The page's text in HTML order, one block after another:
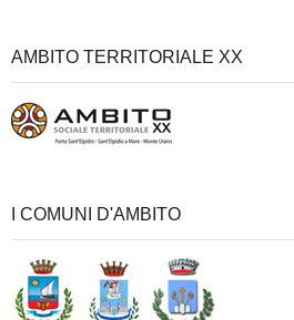
AMBITO TERRITORIALE XX
I COMUNI D'AMBITO